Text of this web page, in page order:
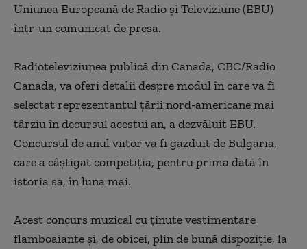
Uniunea Europeană de Radio şi Televiziune (EBU)
într-un comunicat de presă.
Radioteleviziunea publică din Canada, CBC/Radio
Canada, va oferi detalii despre modul în care va fi
selectat reprezentantul ţării nord-americane mai
târziu în decursul acestui an, a dezvăluit EBU.
Concursul de anul viitor va fi găzduit de Bulgaria,
care a câştigat competiţia, pentru prima dată în
istoria sa, în luna mai.
Acest concurs muzical cu ţinute vestimentare
flamboaiante şi, de obicei, plin de bună dispoziţie, la